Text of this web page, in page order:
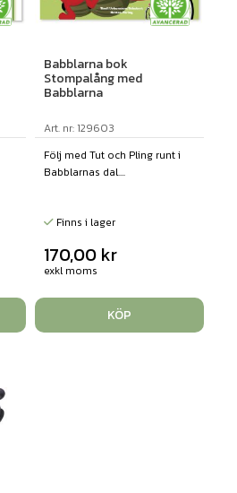
Babblarna bok
Stompalång med
Babblarna
Art. nr: 129603
Följ med Tut och Pling runt i
Babblarnas dal....
Finns i lager
170,00 kr
exkl moms
KÖP